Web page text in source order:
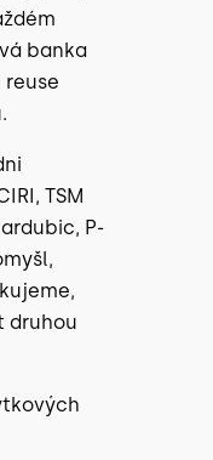
banka
reuse
TSM
P-
druhou